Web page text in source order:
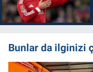
Bunlar da ilginizi